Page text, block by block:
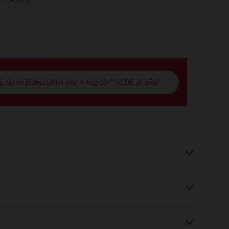
strongDescubro por < wg-1="">10€ al año*